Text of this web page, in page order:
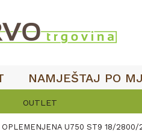
NAMJEŠTAJ PO
OUTLET
OPLEMENJENA U750 ST9 18/